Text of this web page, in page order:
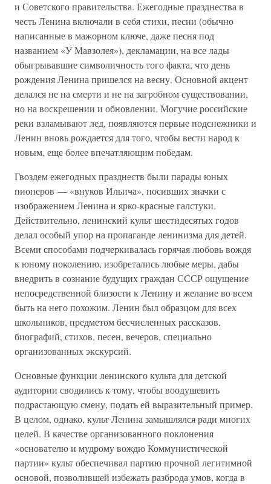
и Советского правительства. Ежегодные празднества в
честь Ленина включали в себя стихи, песни (обычно
написанные в мажорном ключе, даже песня под
названием «У Мавзолея»), декламации, на все лады
обыгрывавшие символичность того факта, что день
рождения Ленина пришелся на весну. Основной акцент
делался не на смерти и не на загробном существовании,
но на воскрешении и обновлении. Могучие российские
реки взламывают лед, появляются первые подснежники и
Ленин вновь рождается для того, чтобы вести народ к
новым, еще более впечатляющим победам.
Гвоздем ежегодных празднеств были парады юных
пионеров — «внуков Ильича», носивших значки с
изображением Ленина и ярко-красные галстуки.
Действительно, ленинский культ шестидесятых годов
делал особый упор на пропаганде ленинизма для детей.
Всеми способами подчеркивалась горячая любовь вождя
к юному поколению, изобретались любые меры, дабы
внедрить в сознание будущих граждан СССР ощущение
непосредственной близости к Ленину и желание во всем
быть на него похожим. Ленин был образцом для всех
школьников, предметом бесчисленных рассказов,
биографий, стихов, песен, вечеров, специально
организованных экскурсий.
Основные функции ленинского культа для детской
аудитории сводились к тому, чтобы воодушевить
подрастающую смену, подать ей выразительный пример.
В целом, однако, культ Ленина замышлялся ради многих
целей. В качестве организованного поклонения
«основателю и мудрому вождю Коммунистической
партии» культ обеспечивал партию прочной легитимной
основой, позволившей избежать разброда умов, когда в